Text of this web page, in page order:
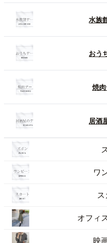
水族
おう
焼
居酒
ワ
ス
オフィ
映